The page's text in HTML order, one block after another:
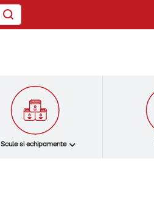
Scule si echipamente